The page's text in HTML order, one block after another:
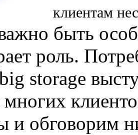
клиентам
быть
роль.
storage
и обговорим